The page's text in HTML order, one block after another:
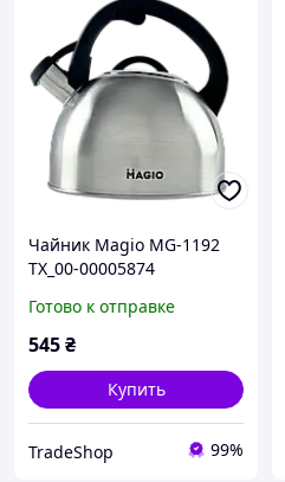
Чайник Magio MG-1192
TX_00-00005874
Готово к отправке
545₴
Купить
TradeShop 99%